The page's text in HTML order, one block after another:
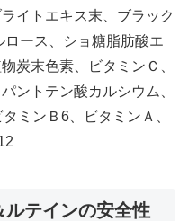
イトエキス末、ブラック
ース、ショ糖脂肪酸エ
炭末色素、ビタミンＣ、
ントテン酸カルシウム、
ミンＢ6、ビタミンＡ、
ルテインの安全性